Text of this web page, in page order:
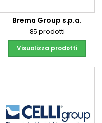
Brema Group s.p.a.
85 prodotti
Visualizza prodotti